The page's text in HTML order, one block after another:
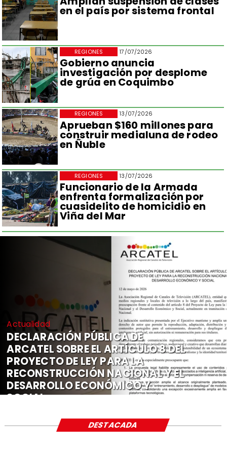
en el país por sistema frontal
17/07/2026
Gobierno anuncia
investigación por desplome
de grúa en Coquimbo
REGIONES
13/07/2026
Aprueban $160 millones para
construir medialuna de rodeo
en Ñuble
REGIONES
13/07/2026
Funcionario de la Armada
enfrenta formalización por
cuasidelito de homicidio en
Viña del Mar
REGIONES
Actualidad
DECLARACIÓN PÚBLICA DE
ARCATEL SOBRE EL ARTÍCULO 8 DEL
PROYECTO DE LEY PARA LA
RECONSTRUCCIÓN NACIONAL Y EL
DESARROLLO ECONÓMICO Y
SOCIAL
DESTACADA